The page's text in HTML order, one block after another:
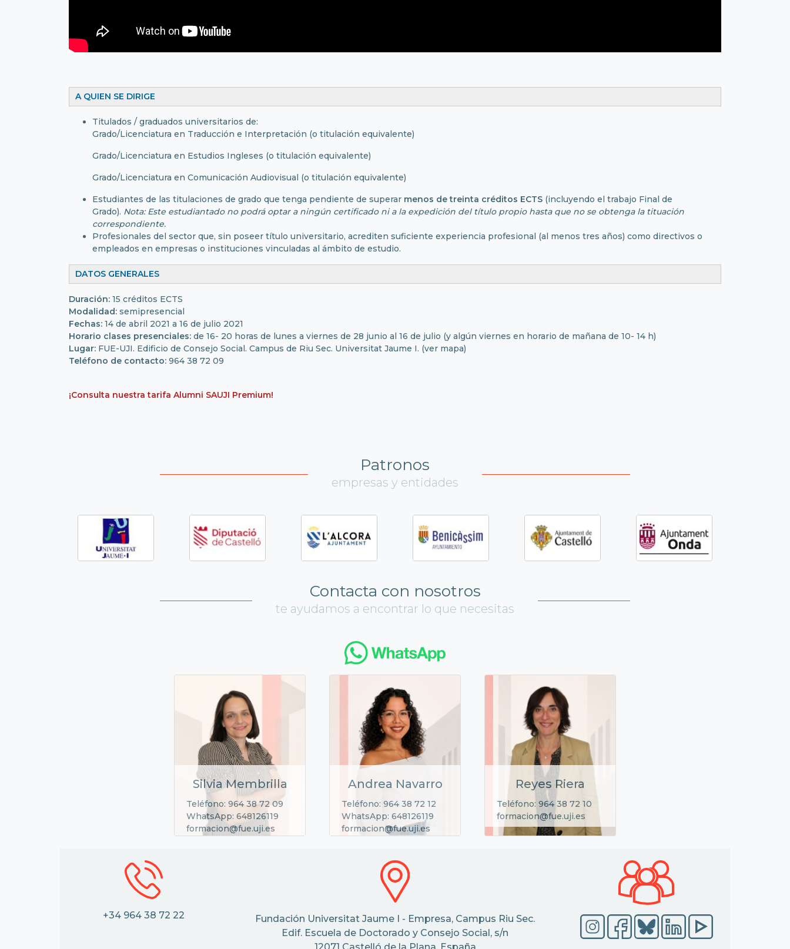
A QUIEN SE DIRIGE
Titulados / graduados universitarios de:
Grado/Licenciatura en Traducción e Interpretación (o titulación equivalente)
Grado/Licenciatura en Estudios Ingleses (o titulación equivalente)
Grado/Licenciatura en Comunicación Audiovisual (o titulación equivalente)
Estudiantes de las titulaciones de grado que tenga pendiente de superar menos de treinta créditos ECTS (incluyendo el trabajo Final de
Grado). Nota: Este estudiantado no podrá optar a ningún certificado ni a la expedición del título propio hasta que no se obtenga la tituación
correspondiente.
Profesionales del sector que, sin poseer título universitario, acrediten suficiente experiencia profesional (al menos tres años) como directivos o
empleados en empresas o instituciones vinculadas al ámbito de estudio.
DATOS GENERALES
Duración: 15 créditos ECTS
Modalidad: semipresencial
Fechas: 14 de abril 2021 a 16 de julio 2021
Horario clases presenciales: de 16- 20 horas de lunes a viernes de 28 junio al 16 de julio (y algún viernes en horario de mañana de 10- 14 h)
Lugar: FUE-UJI. Edificio de Consejo Social. Campus de Riu Sec. Universitat Jaume I. (ver mapa)
Teléfono de contacto: 964 38 72 09
¡Consulta nuestra tarifa Alumni SAUJI Premium!
Patronos
empresas y entidades
Contacta con nosotros
te ayudamos a encontrar lo que necesitas
Silvia Membrilla
Teléfono: 964 38 72 09
WhatsApp: 648126119
formacion@fue.uji.es
Andrea Navarro
Teléfono: 964 38 72 12
WhatsApp: 648126119
formacion@fue.uji.es
Reyes Riera
Teléfono: 964 38 72 10
formacion@fue.uji.es
+34 964 38 72 22
Fundación Universitat Jaume I - Empresa, Campus Riu Sec.
Edif. Escuela de Doctorado y Consejo Social, s/n